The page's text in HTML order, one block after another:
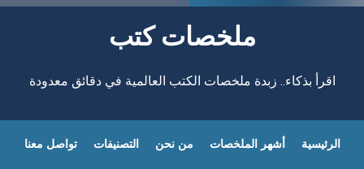
ملخصات كتب
اقرأ بذكاء.. زبدة ملخصات الكتب العالمية في دقائق معدودة
الرئيسية أشهر الملخصات من نحن التصنيفات تواصل معنا